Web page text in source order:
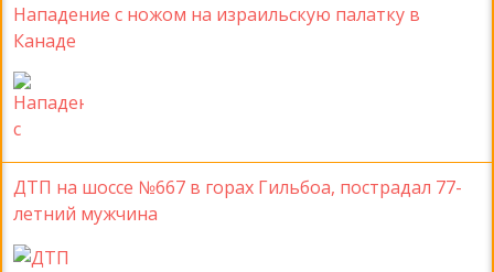
Нападение с ножом на израильскую палатку в
Канаде
ДТП на шоссе №667 в горах Гильбоа, пострадал 77-
летний мужчина